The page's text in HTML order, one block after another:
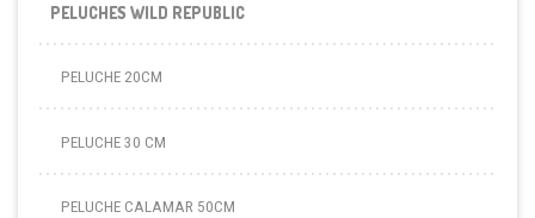
PELUCHES WILD REPUBLIC
PELUCHE 20CM
PELUCHE 30 CM
PELUCHE CALAMAR 50CM